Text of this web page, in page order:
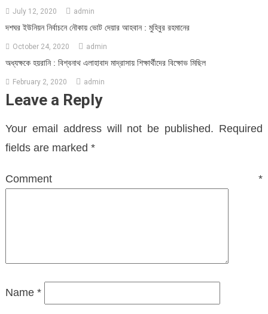
July 12, 2020 admin
দশঘর ইউনিয়ন নির্বাচনে নৌকায় ভোট দেয়ার আহবান : মুহিবুর রহমানের
October 24, 2020 admin
অধ্যক্ষকে হয়রানি : বিশ্বনাথ এলাহাবাদ মাদ্রাসায় শিক্ষার্থীদের বিক্ষোভ মিছিল
February 2, 2020 admin
Leave a Reply
Your email address will not be published. Required
fields are marked *
Comment*
Name *